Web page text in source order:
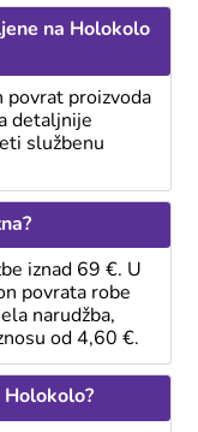
na Holokolo
povrat proizvoda
detaljnije
službenu
iznad 69 €. U
povrata robe
narudžba,
od 4,60 €.